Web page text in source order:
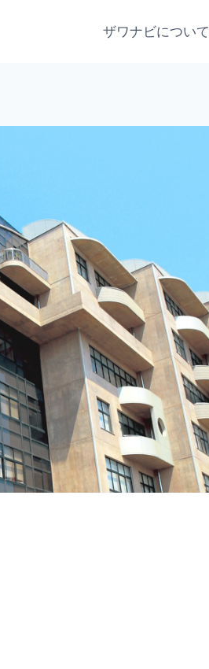
ザワナビについて